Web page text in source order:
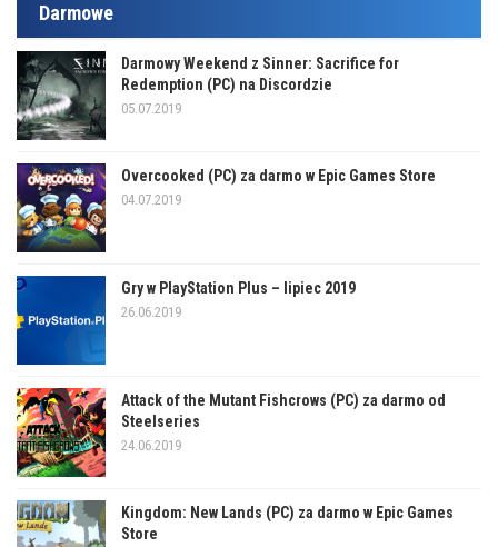
Darmowe
Darmowy Weekend z Sinner: Sacrifice for
Redemption (PC) na Discordzie
05.07.2019
Overcooked (PC) za darmo w Epic Games Store
04.07.2019
Gry w PlayStation Plus – lipiec 2019
26.06.2019
Attack of the Mutant Fishcrows (PC) za darmo od
Steelseries
24.06.2019
Kingdom: New Lands (PC) za darmo w Epic Games
Store